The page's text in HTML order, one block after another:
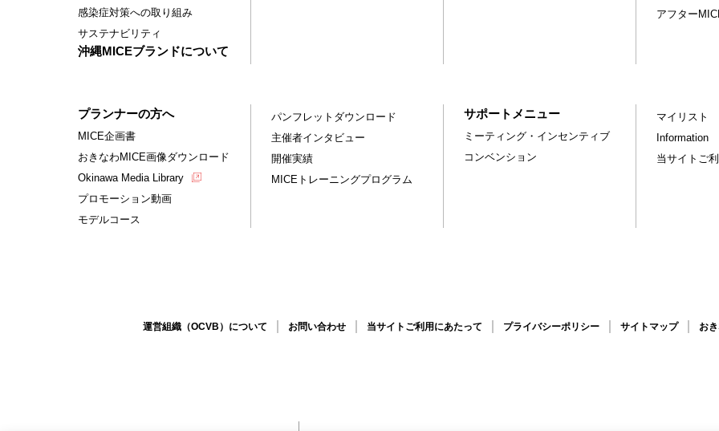
感染症対策への取り組み
サステナビリティ
沖縄MICEブランドについて
アフター
プランナーの方へ
MICE企画書
おきなわMICE画像ダウンロード
Okinawa Media Library
プロモーション動画
モデルコース
パンフレットダウンロード
主催者インタビュー
開催実績
MICEトレーニングプログラム
サポートメニュー
ミーティング・インセンティブ
コンベンション
マイリスト
Information
当サイトご
運営組織（OCVB）について お問い合わせ 当サイトご利用にあたって プライバシーポリシー サイトマップ お